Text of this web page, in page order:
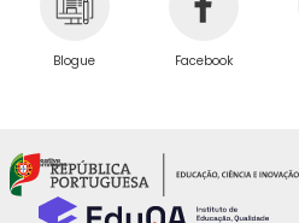
Blogue Facebook